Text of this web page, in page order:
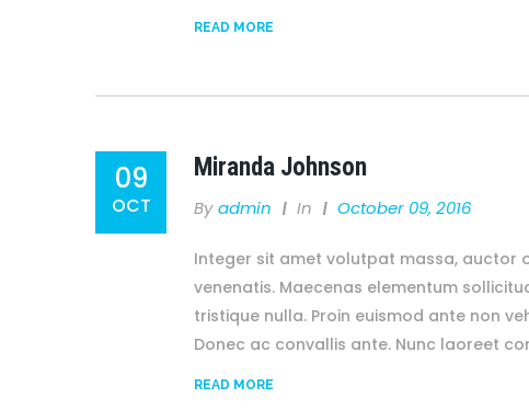
READ MORE
09
OCT
Miranda Johnson
By Admin In October 09, 2016
Integer sit amet volutpat massa, auctor
venenatis. Maecenas elementum
tristique nulla. Proin euismod ante non
Donec ac convallis ante. Nunc laoreet
READ MORE